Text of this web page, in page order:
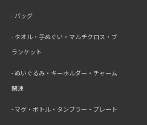
バッグ
タオル・手ぬぐい・マルチクロス・ブ
ランケット
ぬいぐるみ・キーホルダー・チャーム
関連
マグ・ボトル・タンブラー・プレート